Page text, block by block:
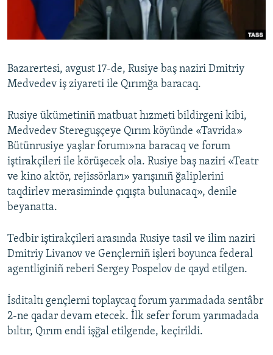
Русский
Українською
QOŞULIÑIZ!
RFE/RS bütün saytları
Bazarertesi, avgust 17-de, Rusiye baş naziri Dmitriy
Medvedev iş ziyareti ile Qırımğa baracaq.
Rusiye ükümetiniñ matbuat hızmeti bildirgeni kibi,
Medvedev Stereguşçeye Qırım köyünde «Tavrida»
Bütünrusiye yaşlar forumı»na baracaq ve forum
iştirakçileri ile körüşecek ola. Rusiye baş naziri «Teatr
ve kino aktör, rejissörları» yarışınıñ ğaliplerini
taqdirlev merasiminde çıqışta bulunacaq», denile
beyanatta.
Tedbir iştirakçileri arasında Rusiye tasil ve ilim naziri
Dmitriy Livanov ve Gençlerniñ işleri boyunca federal
agentliginiñ reberi Sergey Pospelov de qayd etilgen.
İsditaltı gençlerni toplaycaq forum yarımadada sentâbr
2-ne qadar devam etecek. İlk sefer forum yarımadada
bıltır, Qırım endi işğal etilgende, keçirildi.